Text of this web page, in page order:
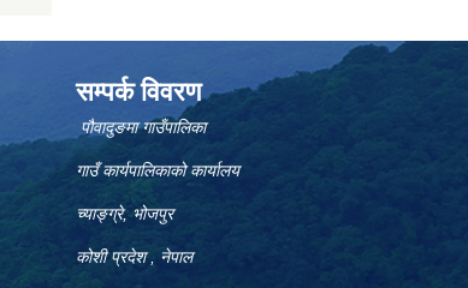
सम्पर्क विवरण
पौवादुङमा गाउँपालिका
गाउँ कार्यपालिकाको कार्यालय
च्याङ्ग्रे, भोजपुर
कोशी प्रदेश , नेपाल